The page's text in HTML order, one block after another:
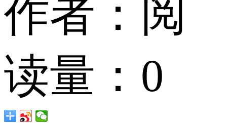
心
作者： 阅
读量： 0